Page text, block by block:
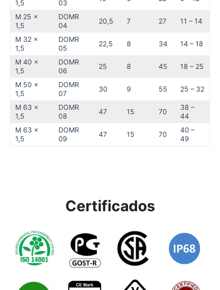
1,5 03
M 25 x
1,5
DOMR
04
20,5 7 27 11 – 14
M 32 x
1,5
DOMR
05
22,5 8 34 14 – 18
M 40 x
1,5
DOMR
06
25 8 45 18 – 25
M 50 x
1,5
DOMR
07
30 9 55 25 – 32
M 63 x
1,5
DOMR
08
47 15 70
38 –
44
M 63 x
1,5
DOMR
09
47 15 70
40 –
49
Certificados